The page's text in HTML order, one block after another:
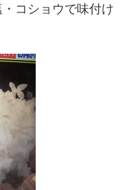
コショウで味付け